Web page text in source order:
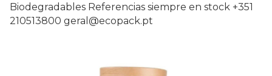
Biodegradables Referencias siempre en stock +351
210513800 geral@ecopack.pt